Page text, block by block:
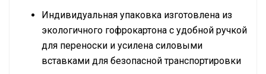
Индивидуальная упаковка изготовлена из
экологичного гофрокартона с удобной ручкой
для переноски и усилена силовыми
вставками для безопасной транспортировки